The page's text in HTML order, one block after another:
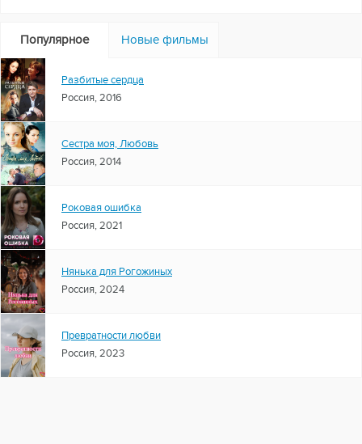
Популярное Новые фильмы
Разбитые сердца
Россия, 2016
Сестра моя, Любовь
Россия, 2014
Роковая ошибка
Россия, 2021
Нянька для Рогожиных
Россия, 2024
Превратности любви
Россия, 2023